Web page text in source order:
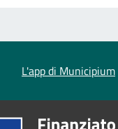
L'app di Municipium